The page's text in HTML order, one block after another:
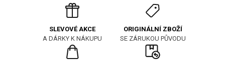
SLEVOVÉ AKCE
A DÁRKY K NÁKUPU
ORIGINÁLNÍ ZBOŽÍ
SE ZÁRUKOU PŮVODU